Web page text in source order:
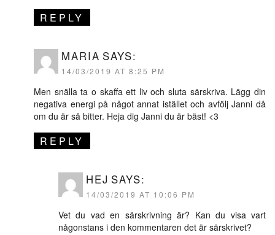
REPLY
MARIA SAYS:
14/03/2019 AT 8:25 PM
Men snälla ta o skaffa ett liv och sluta särskriva. Lägg din
negativa energi på något annat istället och avfölj Janni då
om du är så bitter. Heja dig Janni du är bäst! <3
REPLY
HEJ SAYS:
14/03/2019 AT 10:06 PM
Vet du vad en särskrivning är? Kan du visa vart
någonstans i den kommentaren det är särskrivet?